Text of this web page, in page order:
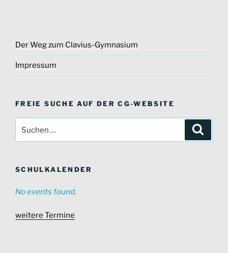
Der Weg zum Clavius-Gymnasium
Impressum
FREIE SUCHE AUF DER CG-WEBSITE
nach:
SCHULKALENDER
No events found.
weitere Termine